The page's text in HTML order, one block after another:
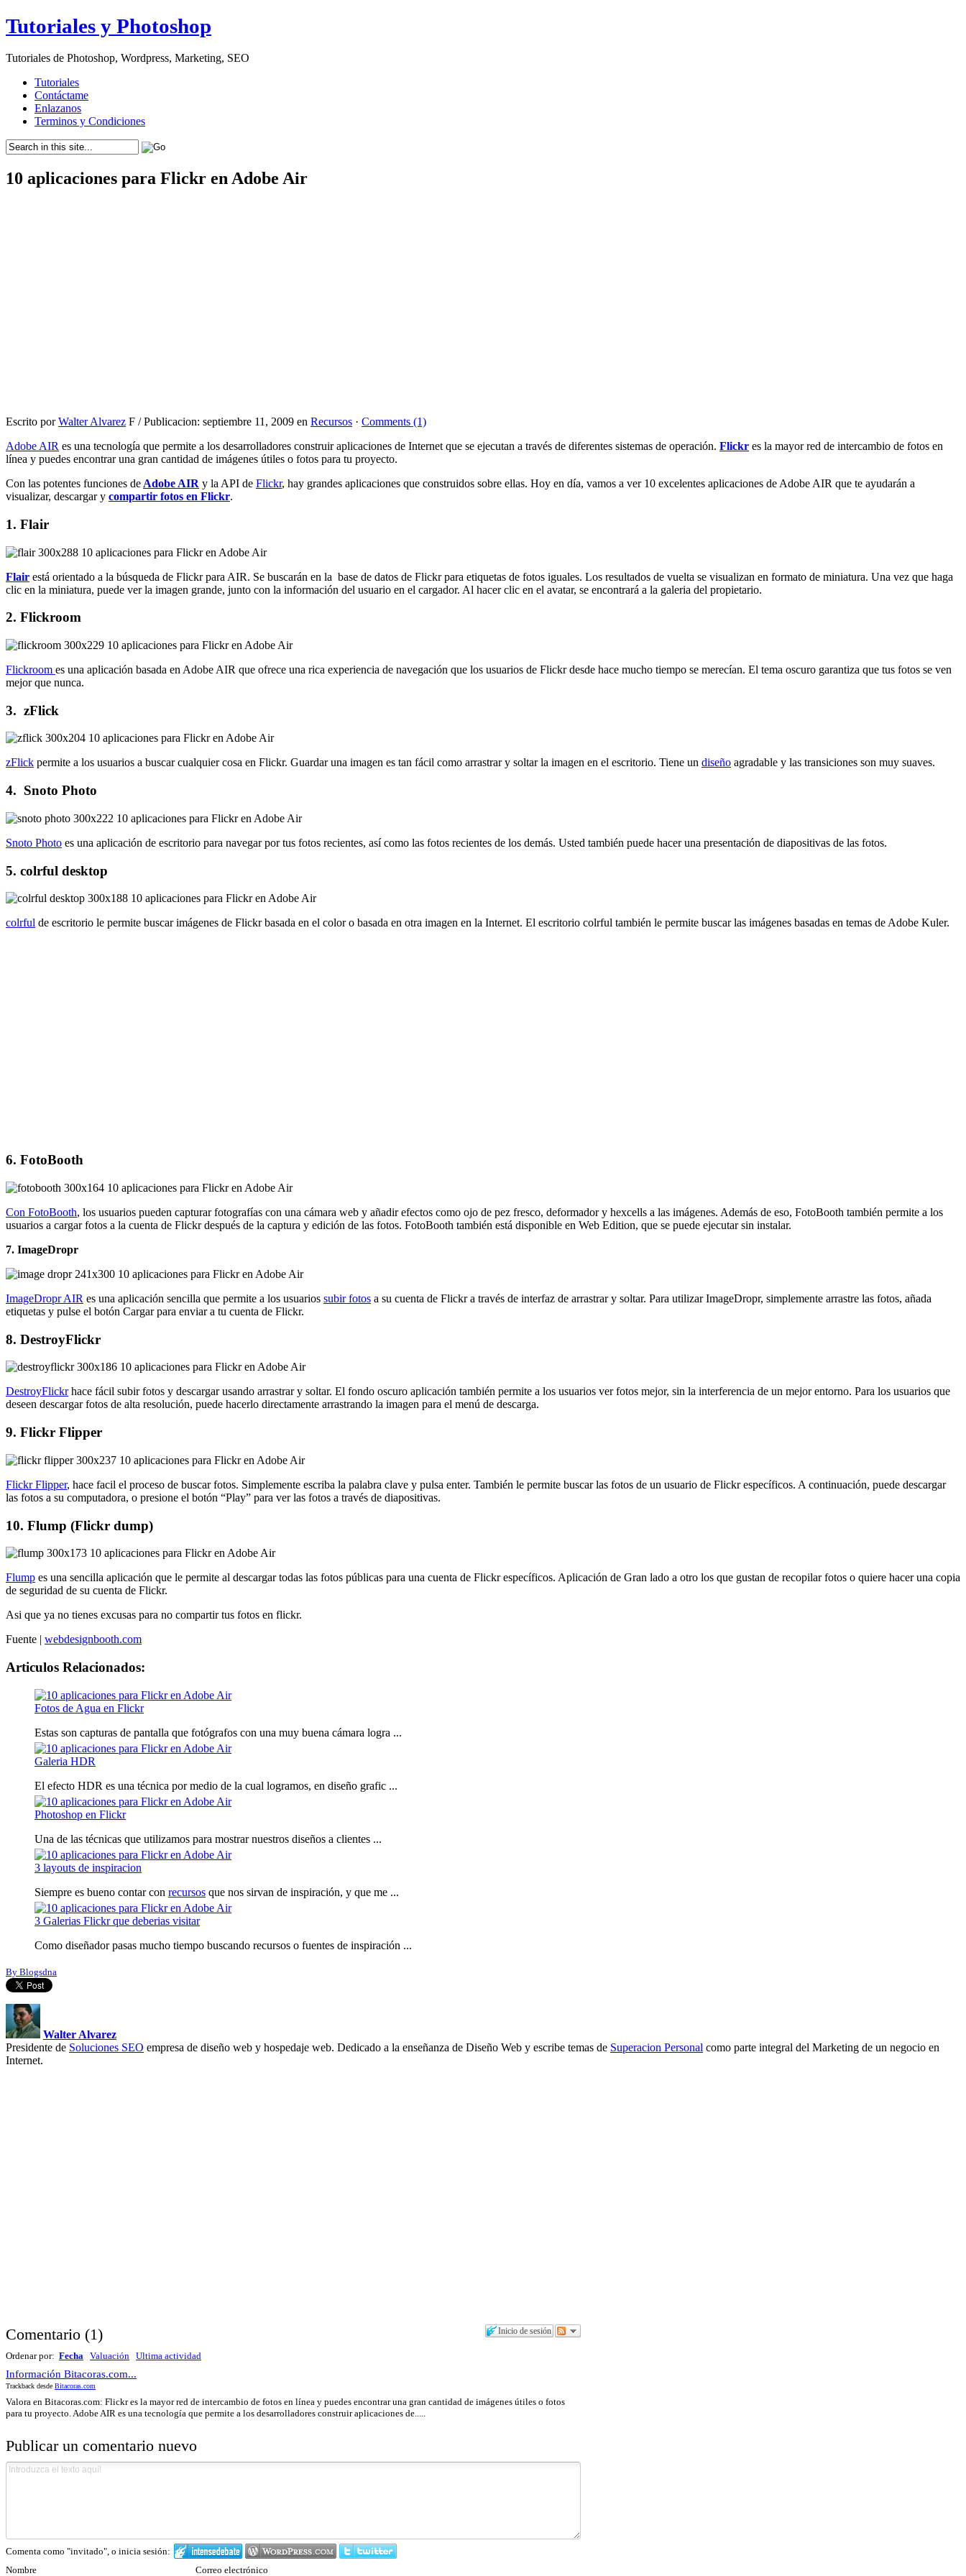
Tutoriales y Photoshop
Tutoriales de Photoshop, Wordpress, Marketing, SEO
Tutoriales
Contáctame
Enlazanos
Terminos y Condiciones
10 aplicaciones para Flickr en Adobe Air
Escrito porWalter Alvarez F / Publicacion: septiembre 11, 2009 en Recursos · Comments (1)
Adobe AIR es una tecnología que permite a los desarrolladores construir aplicaciones de Internet que se ejecutan a través de diferentes sistemas de operación. Flickr es la mayor red de intercambio de fotos en
línea y puedes encontrar una gran cantidad de imágenes útiles o fotos para tu proyecto.
Con las potentes funciones de Adobe AIR y la API de Flickr, hay grandes aplicaciones que construidos sobre ellas. Hoy en día, vamos a ver 10 excelentes aplicaciones de Adobe AIR que te ayudarán a
visualizar, descargar y compartir fotos en Flickr.
1. Flair
Flair está orientado a la búsqueda de Flickr para AIR. Se buscarán en la base de datos de Flickr para etiquetas de fotos iguales. Los resultados de vuelta se visualizan en formato de miniatura. Una vez que haga
clic en la miniatura, puede ver la imagen grande, junto con la información del usuario en el cargador. Al hacer clic en el avatar, se encontrará a la galeria del propietario.
2. Flickroom
Flickroom es una aplicación basada en Adobe AIR que ofrece una rica experiencia de navegación que los usuarios de Flickr desde hace mucho tiempo se merecían. El tema oscuro garantiza que tus fotos se ven
mejor que nunca.
3. zFlick
zFlick permite a los usuarios a buscar cualquier cosa en Flickr. Guardar una imagen es tan fácil como arrastrar y soltar la imagen en el escritorio. Tiene un diseño agradable y las transiciones son muy suaves.
4. Snoto Photo
Snoto Photo es una aplicación de escritorio para navegar por tus fotos recientes, así como las fotos recientes de los demás. Usted también puede hacer una presentación de diapositivas de las fotos.
5. colrful desktop
colrful de escritorio le permite buscar imágenes de Flickr basada en el color o basada en otra imagen en la Internet. El escritorio colrful también le permite buscar las imágenes basadas en temas de Adobe Kuler.
6. FotoBooth
Con FotoBooth, los usuarios pueden capturar fotografías con una cámara web y añadir efectos como ojo de pez fresco, deformador y hexcells a las imágenes. Además de eso, FotoBooth también permite a los
usuarios a cargar fotos a la cuenta de Flickr después de la captura y edición de las fotos. FotoBooth también está disponible en Web Edition, que se puede ejecutar sin instalar.
7. ImageDropr
ImageDropr AIR es una aplicación sencilla que permite a los usuarios subir fotos a su cuenta de Flickr a través de interfaz de arrastrar y soltar. Para utilizar ImageDropr, simplemente arrastre las fotos, añada
etiquetas y pulse el botón Cargar para enviar a tu cuenta de Flickr.
8. DestroyFlickr
DestroyFlickrhace fácil subir fotos y descargar usando arrastrar y soltar. El fondo oscuro aplicación también permite a los usuarios ver fotos mejor, sin la interferencia de un mejor entorno. Para los usuarios que
deseen descargar fotos de alta resolución, puede hacerlo directamente arrastrando la imagen para el menú de descarga.
9. Flickr Flipper
Flickr Flipper, hace facil el proceso de buscar fotos. Simplemente escriba la palabra clave y pulsa enter. También le permite buscar las fotos de un usuario de Flickr específicos. A continuación, puede descargar
las fotos a su computadora, o presione el botón “Play” para ver las fotos a través de diapositivas.
10. Flump (Flickr dump)
Flump es una sencilla aplicación que le permite al descargar todas las fotos públicas para una cuenta de Flickr específicos. Aplicación de Gran lado a otro los que gustan de recopilar fotos o quiere hacer una copia
de seguridad de su cuenta de Flickr.
Asi que ya no tienes excusas para no compartir tus fotos en flickr.
Fuente | webdesignbooth.com
Articulos Relacionados:
Fotos de Agua en Flickr
Estas son capturas de pantalla que fotógrafos con una muy buena cámara logra ...
Galeria HDR
El efecto HDR es una técnica por medio de la cual logramos, en diseño grafic ...
Photoshop en Flickr
Una de las técnicas que utilizamos para mostrar nuestros diseños a clientes ...
3 layouts de inspiracion
Siempre es bueno contar con recursos que nos sirvan de inspiración, y que me ...
3 Galerias Flickr que deberias visitar
Como diseñador pasas mucho tiempo buscando recursos o fuentes de inspiración ...
By Blogsdna
Walter Alvarez
Presidente de Soluciones SEO empresa de diseño web y hospedaje web. Dedicado a la enseñanza de Diseño Web y escribe temas de Superacion Personal como parte integral del Marketing de un negocio en
Internet.
Inicio de sesión
Comentario (1)
Ordenar por: Fecha Valuación Ultima actividad
Información Bitacoras.com...
Trackback desde Bitacoras.com
Valora en Bitacoras.com: Flickr es la mayor red de intercambio de fotos en línea y puedes encontrar una gran cantidad de imágenes útiles o fotos
para tu proyecto. Adobe AIR es una tecnología que permite a los desarrolladores construir aplicaciones de.....
Publicar un comentario nuevo
Comenta como "invitado", o inicia sesión:
Nombre
Correo electrónico